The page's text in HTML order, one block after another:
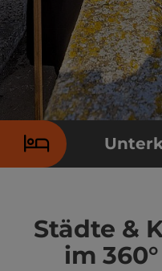
Städte &
im